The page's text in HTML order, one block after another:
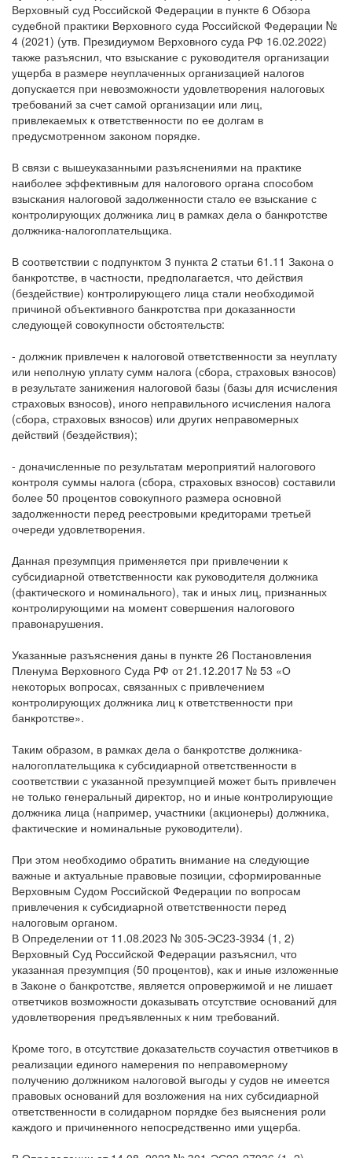
Руководствуясь данной позицией Конституционного суда,
Верховный суд Российской Федерации в пункте 6 Обзора
судебной практики Верховного суда Российской Федерации №
4 (2021) (утв. Президиумом Верховного суда РФ 16.02.2022)
также разъяснил, что взыскание с руководителя организации
ущерба в размере неуплаченных организацией налогов
допускается при невозможности удовлетворения налоговых
требований за счет самой организации или лиц,
привлекаемых к ответственности по ее долгам в
В связи с вышеуказанными разъяснениями на практике
наиболее эффективным для налогового органа способом
взыскания налоговой задолженности стало ее взыскание с
контролирующих должника лиц в рамках дела о банкротстве
В соответствии с подпунктом 3 пункта 2 статьи 61.11 Закона о
банкротстве, в частности, предполагается, что действия
(бездействие) контролирующего лица стали необходимой
причиной объективного банкротства при доказанности
- должник привлечен к налоговой ответственности за неуплату
или неполную уплату сумм налога (сбора, страховых взносов)
в результате занижения налоговой базы (базы для исчисления
страховых взносов), иного неправильного исчисления налога
(сбора, страховых взносов) или других неправомерных
- доначисленные по результатам мероприятий налогового
контроля суммы налога (сбора, страховых взносов) составили
более 50 процентов совокупного размера основной
задолженности перед реестровыми кредиторами третьей
Данная презумпция применяется при привлечении к
субсидиарной ответственности как руководителя должника
(фактического и номинального), так и иных лиц, признанных
контролирующими на момент совершения налогового
Указанные разъяснения даны в пункте 26 Постановления
Пленума Верховного Суда РФ от 21.12.2017 № 53 «О
некоторых вопросах, связанных с привлечением
контролирующих должника лиц к ответственности при
Таким образом, в рамках дела о банкротстве должника-
налогоплательщика к субсидиарной ответственности в
соответствии с указанной презумпцией может быть привлечен
не только генеральный директор, но и иные контролирующие
должника лица (например, участники (акционеры) должника,
При этом необходимо обратить внимание на следующие
важные и актуальные правовые позиции, сформированные
Верховным Судом Российской Федерации по вопросам
привлечения к субсидиарной ответственности перед
налоговым органом.
В Определении от 11.08.2023 № 305-ЭС23-3934 (1, 2)
Верховный Суд Российской Федерации разъяснил, что
указанная презумпция (50 процентов), как и иные изложенные
в Законе о банкротстве, является опровержимой и не лишает
ответчиков возможности доказывать отсутствие оснований для
Кроме того, в отсутствие доказательств соучастия ответчиков в
реализации единого намерения по неправомерному
получению должником налоговой выгоды у судов не имеется
правовых оснований для возложения на них субсидиарной
ответственности в солидарном порядке без выяснения роли